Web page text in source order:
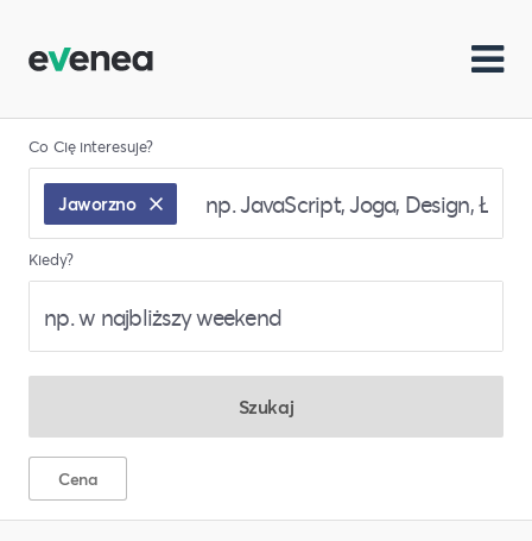
Co Cię interesuje?
Jaworzno
Kiedy?
Szukaj
Cena